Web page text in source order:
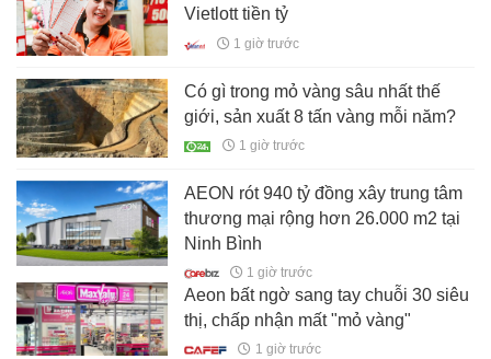
Vietlott tiền tỷ
1 giờ trước
Có gì trong mỏ vàng sâu nhất thế
giới, sản xuất 8 tấn vàng mỗi năm?
1 giờ trước
AEON rót 940 tỷ đồng xây trung tâm
thương mại rộng hơn 26.000 m2 tại
Ninh Bình
1 giờ trước
Aeon bất ngờ sang tay chuỗi 30 siêu
thị, chấp nhận mất "mỏ vàng"
1 giờ trước